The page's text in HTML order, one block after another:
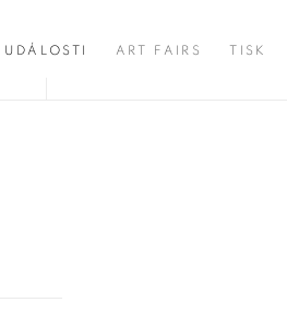
UDÁLOSTI ART FAIRS TISK